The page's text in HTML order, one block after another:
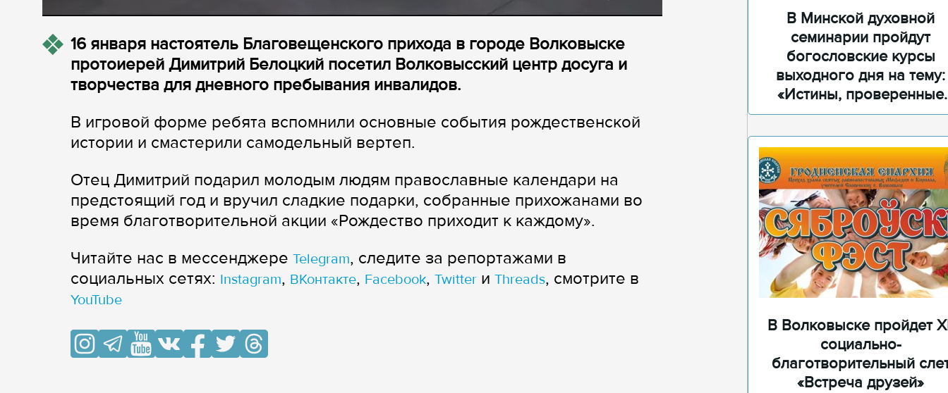
16 января настоятель Благовещенского прихода в городе Волковыске
протоиерей Димитрий Белоцкий посетил Волковысский центр досуга и
творчества для дневного пребывания инвалидов.
В игровой форме ребята вспомнили основные события рождественской
истории и смастерили самодельный вертеп.
Отец Димитрий подарил молодым людям православные календари на
предстоящий год и вручил сладкие подарки, собранные прихожанами во
время благотворительной акции «Рождество приходит к каждому».
Читайте нас в мессенджере Telegram, следите за репортажами в
cоциальных сетях: Instagram, ВКонтакте, Facebook, Twitter и Threads, смотрите в
YouTube
В Минской духовной
семинарии пройдут
богословские курсы
выходного дня на тему:
«Истины, проверенные
временем»
В Волковыске пройдет
социально-
благотворительный
«Встреча друзей»